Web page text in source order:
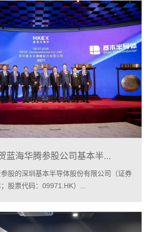
蓝海华腾参股公司基本半...
股的深圳基本半导体股份有限公司（证券
股票代码：09971.HK）...